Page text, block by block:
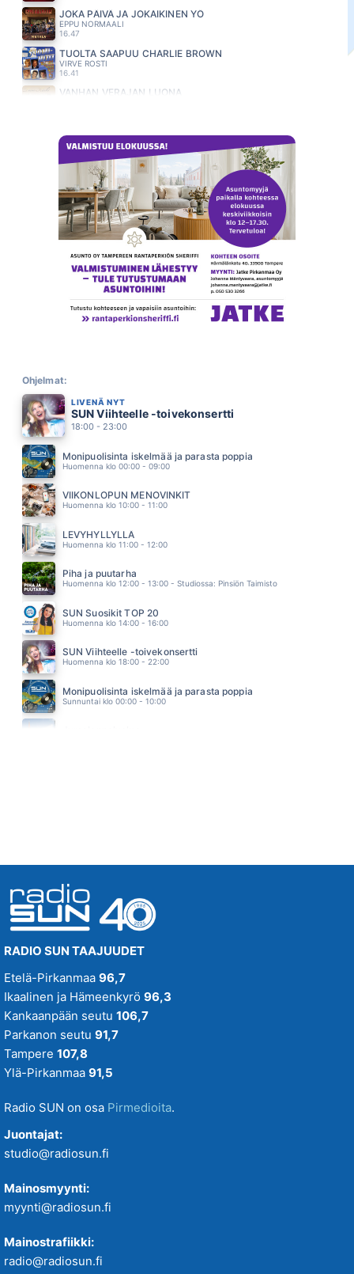
JOKA PÄIVÄ JA JOKAIKINEN YÖ
EPPU NORMAALI
16.47
TUOLTA SAAPUU CHARLIE BROWN
VIRVE ROSTI
16.41
VANHAN VERAJAN LUONA
EPPU NORMAALI
16.28
JANNE HURME
16.11
WAITING FOR THE DAWN
Q.STONE
16.06
HUGO
16.01
TAHROJA PAPERILLA
EPPU NORMAALI
15.54
LAURI TÄHKÄ
15.45
VIELA JOSSAIN
A AALLON RYTMIORKESTERI
15.38
RAHKONEN ESKO
15.35
ARTTU WISKARI
15.30
PATE MUSTAJÄRVI
15.24
EPPU NORMAALI
15.17
Ohjelmat:
LIVENÄ NYT
SUN Viihteelle -toivekonsertti
18:00 - 23:00
Monipuolisinta iskelmää ja parasta poppia
Huomenna klo 00:00 - 09:00
VIIKONLOPUN MENOVINKIT
Huomenna klo 10:00 - 11:00
LEVYHYLLYLLÄ
Huomenna klo 11:00 - 12:00
Piha ja puutarha
Huomenna klo 12:00 - 13:00 - Studiossa: Pinsiön Taimisto
SUN Suosikit TOP 20
Huomenna klo 14:00 - 16:00
SUN Viihteelle -toivekonsertti
Huomenna klo 18:00 - 22:00
Monipuolisinta iskelmää ja parasta poppia
Sunnuntai klo 00:00 - 10:00
RADIO SUN TAAJUUDET
Etelä-Pirkanmaa 96,7
Ikaalinen ja Hämeenkyrö 96,3
Kankaanpään seutu 106,7
Parkanon seutu 91,7
Tampere 107,8
Ylä-Pirkanmaa 91,5
Radio SUN on osa Pirmedioita.
Juontajat:
studio@radiosun.fi
Mainosmyynti:
myynti@radiosun.fi
Mainostrafiikki:
radio@radiosun.fi